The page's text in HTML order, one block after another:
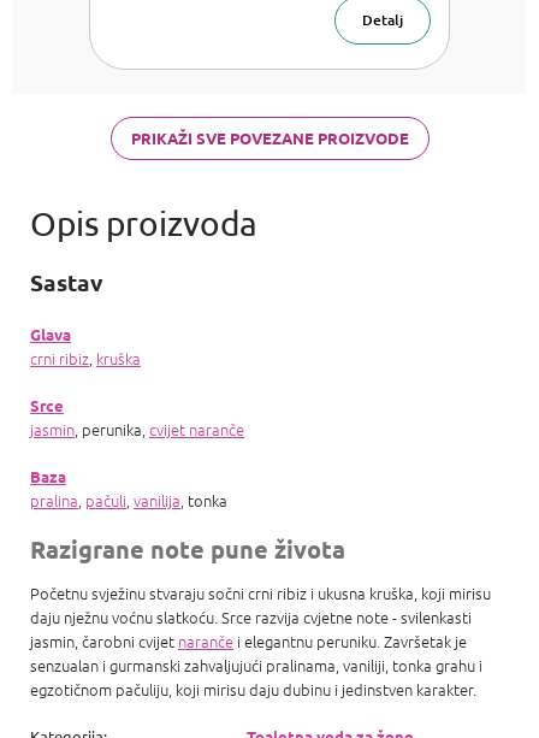
Detalj
PRIKAŽI SVE POVEZANE PROIZVODE
Sastav
Glava
crni ribiz, kruška
Srce
jasmin, perunika, cvijet naranče
Baza
pralina, pačuli, vanilija, tonka
Razigrane note pune života
Početnu svježinu stvaraju sočni crni ribiz i ukusna kruška, koji mirisu
daju nježnu voćnu slatkoću. Srce razvija cvjetne note - svilenkasti
jasmin, čarobni cvijet naranče i elegantnu peruniku. Završetak je
senzualan i gurmanski zahvaljujući pralinama, vaniliji, tonka grahu i
egzotičnom pačuliju, koji mirisu daju dubinu i jedinstven karakter.